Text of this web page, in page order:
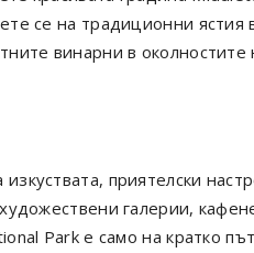
се на традиционни
винарни в околностите
приятелски
галерии,
Park е само на кратко